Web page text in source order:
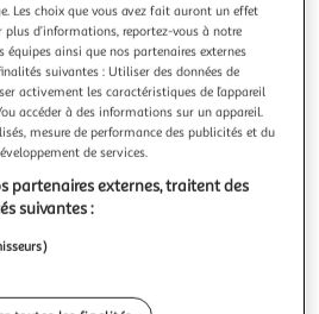
1,18x5m noir
: Dimensions : L. 5 x l. 1,18 m
de
A Découper Effet
kg Couleur : Noir
le prix de ce produit ?
le prix
Les choix que vous avez fait auront un effet
plus d’informations, reportez-vous à notre
ainsi que nos partenaires externes
suivantes : Utiliser des données de
activement les caractéristiques de l’appareil
accéder à des informations sur un appareil.
mesure de performance des publicités et du
de services.
partenaires externes, traitent des
suivantes :